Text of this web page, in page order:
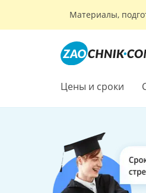
Материалы,
Цены и сроки